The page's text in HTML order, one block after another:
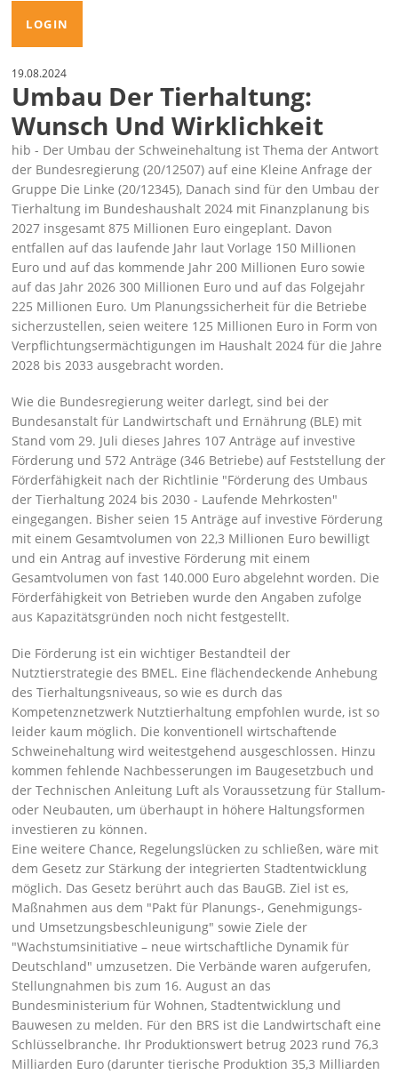
LOGIN
19.08.2024
Umbau Der Tierhaltung:
Wunsch Und Wirklichkeit
hib - Der Umbau der Schweinehaltung ist Thema der Antwort
der Bundesregierung (20/12507) auf eine Kleine Anfrage der
Gruppe Die Linke (20/12345), Danach sind für den Umbau der
Tierhaltung im Bundeshaushalt 2024 mit Finanzplanung bis
2027 insgesamt 875 Millionen Euro eingeplant. Davon
entfallen auf das laufende Jahr laut Vorlage 150 Millionen
Euro und auf das kommende Jahr 200 Millionen Euro sowie
auf das Jahr 2026 300 Millionen Euro und auf das Folgejahr
225 Millionen Euro. Um Planungssicherheit für die Betriebe
sicherzustellen, seien weitere 125 Millionen Euro in Form von
Verpflichtungsermächtigungen im Haushalt 2024 für die Jahre
2028 bis 2033 ausgebracht worden.
Wie die Bundesregierung weiter darlegt, sind bei der
Bundesanstalt für Landwirtschaft und Ernährung (BLE) mit
Stand vom 29. Juli dieses Jahres 107 Anträge auf investive
Förderung und 572 Anträge (346 Betriebe) auf Feststellung der
Förderfähigkeit nach der Richtlinie
Förderung des Umbaus
der Tierhaltung 2024 bis 2030 - Laufende Mehrkosten
eingegangen. Bisher seien 15 Anträge auf investive Förderung
mit einem Gesamtvolumen von 22,3 Millionen Euro bewilligt
und ein Antrag auf investive Förderung mit einem
Gesamtvolumen von fast 140.000 Euro abgelehnt worden. Die
Förderfähigkeit von Betrieben wurde den Angaben zufolge
aus Kapazitätsgründen noch nicht festgestellt.
Die Förderung ist ein wichtiger Bestandteil der
Nutztierstrategie des BMEL. Eine flächendeckende Anhebung
des Tierhaltungsniveaus, so wie es durch das
Kompetenznetzwerk Nutztierhaltung empfohlen wurde, ist so
leider kaum möglich. Die konventionell wirtschaftende
Schweinehaltung wird weitestgehend ausgeschlossen. Hinzu
kommen fehlende Nachbesserungen im Baugesetzbuch und
der Technischen Anleitung Luft als Voraussetzung für Stallum-
oder Neubauten, um überhaupt in höhere Haltungsformen
investieren zu können.
Eine weitere Chance, Regelungslücken zu schließen, wäre mit
dem Gesetz zur Stärkung der integrierten Stadtentwicklung
möglich. Das Gesetz berührt auch das BauGB. Ziel ist es,
Maßnahmen aus dem
Pakt für Planungs-, Genehmigungs-
und Umsetzungsbeschleunigung sowie Ziele der
Wachstumsinitiative – neue wirtschaftliche Dynamik für
Deutschland
umzusetzen. Die Verbände waren aufgerufen,
Stellungnahmen bis zum 16. August an das
Bundesministerium für Wohnen, Stadtentwicklung und
Bauwesen zu melden. Für den BRS ist die Landwirtschaft eine
Schlüsselbranche. Ihr Produktionswert betrug 2023 rund 76,3
Milliarden Euro (darunter tierische Produktion 35,3 Milliarden